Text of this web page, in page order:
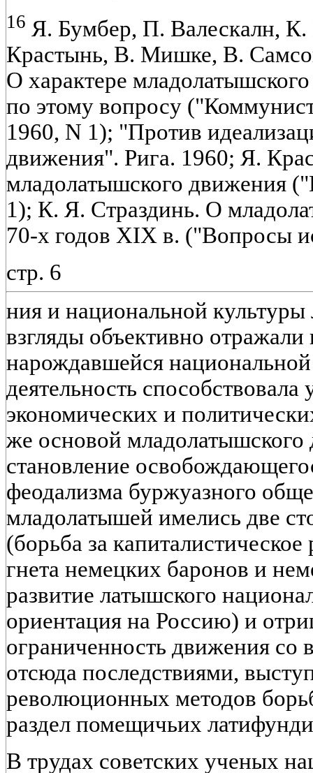
16 Я. Бумбер, П. Валескалн, К.
Крастынь, В. Мишке, В.
О характере
по этому вопросу
1960, N 1); "Против
движения". Рига. 1960; Я.
младолатышского движения
1); К. Я. Страздинь. О
70-х годов XIX в. ("Вопросы
стр. 6
ния и национальной
взгляды объективно
нарождавшейся
деятельность
экономических и
же основой
становление
феодализма буржуазного
младолатышей имелись две
(борьба за
гнета немецких баронов и
развитие латышского
ориентация на Россию) и
ограниченность движения
отсюда последствиями,
революционных методов
раздел помещичьих
В трудах советских ученых